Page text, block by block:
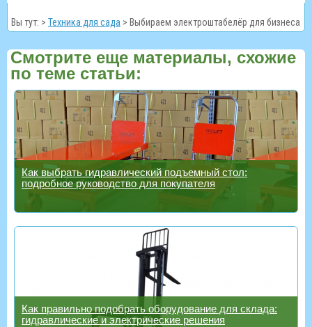
Вы тут: > Техника для сада > Выбираем электроштабелёр для бизнеса
Смотрите еще материалы, схожие
по теме статьи:
Как выбрать гидравлический подъемный стол:
подробное руководство для покупателя
Как правильно подобрать оборудование для склада:
гидравлические и электрические решения